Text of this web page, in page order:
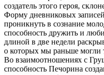
создатель этого героя,
Форму дневниковых
проникнуть в сознание
способность дружить и
длиной в две недели
о которых мы раньше могли
Во взаимоотношениях с
способность Печорина